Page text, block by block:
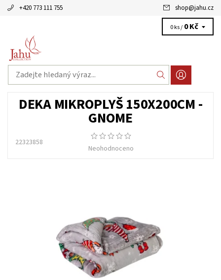
+420 773 111 755 shop@jahu.cz
0 ks / 0 Kč
DEKA MIKROPLYŠ 150X200CM -
GNOME
22323858
Neohodnoceno